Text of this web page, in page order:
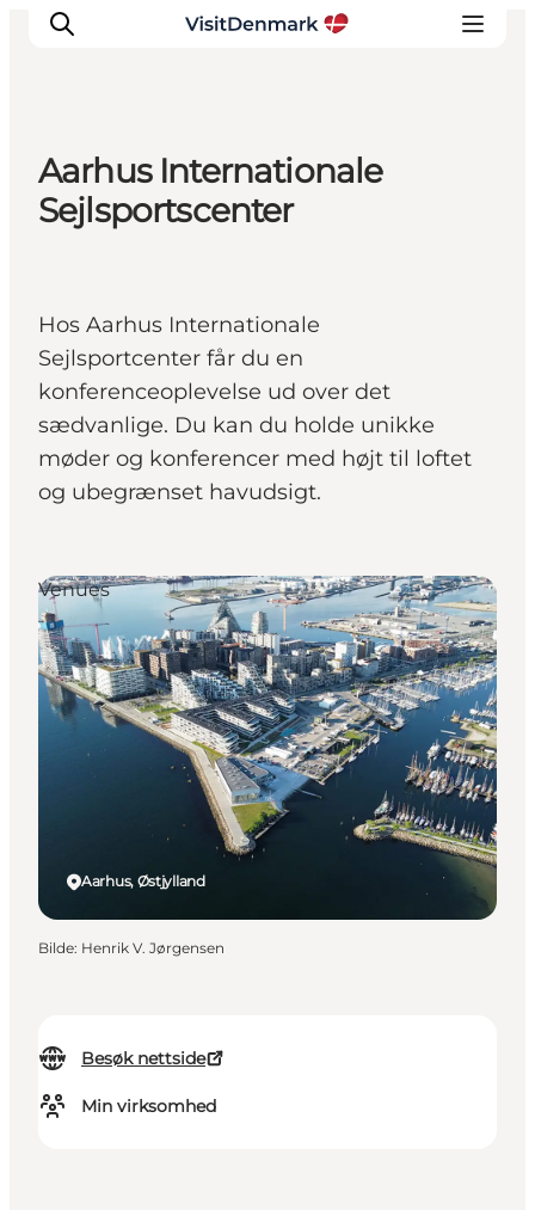
Inspirasjon
Reisemål
Planlegg reisen
Aarhus Internationale
Sejlsportscenter
Hos Aarhus Internationale
Sejlsportcenter får du en
konferenceoplevelse ud over det
sædvanlige. Du kan du holde unikke
møder og konferencer med højt til loftet
og ubegrænset havudsigt.
Besøk nettside
Min virksomhed
Aarhus, Østjylland
Venues
Bilde: Henrik V. Jørgensen